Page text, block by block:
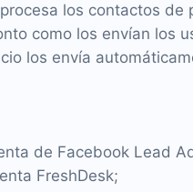
los contactos de
como los envían los
los envía
de Facebook Lead
FreshDesk;